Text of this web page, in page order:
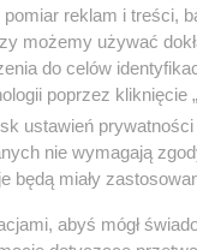
reklam i treści,
możemy używać
do celów
poprzez
ustawień
nie wymagają
będą miały
abyś mógł